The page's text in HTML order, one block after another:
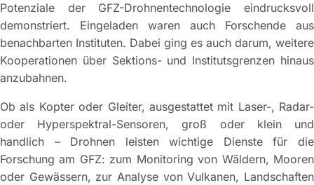
Potenziale der GFZ-Drohnentechnologie eindrucksvoll
demonstriert. Eingeladen waren auch Forschende aus
benachbarten Instituten. Dabei ging es auch darum, weitere
Kooperationen über Sektions- und Institutsgrenzen hinaus
anzubahnen.
Ob als Kopter oder Gleiter, ausgestattet mit Laser-, Radar-
oder Hyperspektral-Sensoren, groß oder klein und
handlich – Drohnen leisten wichtige Dienste für die
Forschung am GFZ: zum Monitoring von Wäldern, Mooren
oder Gewässern, zur Analyse von Vulkanen, Landschaften